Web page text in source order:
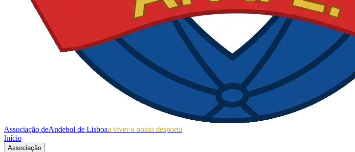
Associação deAndebol de Lisboaa viver o nosso desporto
Início
Associação